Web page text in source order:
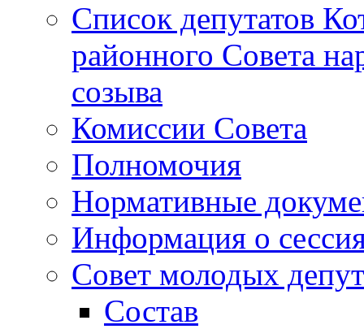
Список депутатов
районного Совета
созыва
Комиссии Совета
Полномочия
Нормативные
Информация о
Совет молодых
Состав